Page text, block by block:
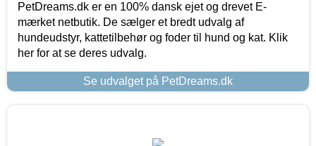
PetDreams.dk er en 100% dansk ejet og drevet E-
mærket netbutik. De sælger et bredt udvalg af
hundeudstyr, kattetilbehør og foder til hund og kat. Klik
her for at se deres udvalg.
Se udvalget på PetDreams.dk